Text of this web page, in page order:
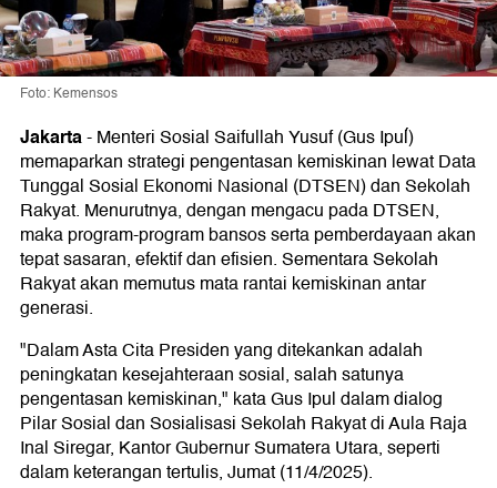
Foto: Kemensos
Jakarta-Menteri Sosial Saifullah Yusuf (Gus Ipuĺ)
memaparkan strategi pengentasan kemiskinan lewat Data
Tunggal Sosial Ekonomi Nasional (DTSEN) dan Sekolah
Rakyat. Menurutnya, dengan mengacu pada DTSEN,
maka program-program bansos serta pemberdayaan akan
tepat sasaran, efektif dan efisien. Sementara Sekolah
Rakyat akan memutus mata rantai kemiskinan antar
generasi.
"Dalam Asta Cita Presiden yang ditekankan adalah
peningkatan kesejahteraan sosial, salah satunya
pengentasan kemiskinan," kata Gus Ipul dalam dialog
Pilar Sosial dan Sosialisasi Sekolah Rakyat di Aula Raja
Inal Siregar, Kantor Gubernur Sumatera Utara, seperti
dalam keterangan tertulis, Jumat (11/4/2025).